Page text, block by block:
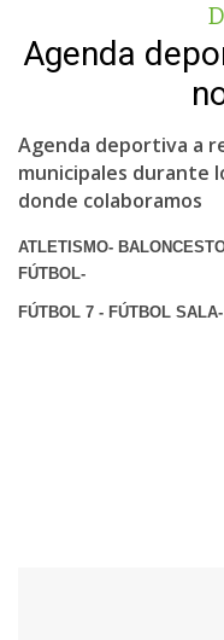
Agenda
Agenda deportiva a
municipales durante
donde colaboramos
ATLETISMO-
FÚTBOL-
FÚTBOL 7 - FÚTBOL